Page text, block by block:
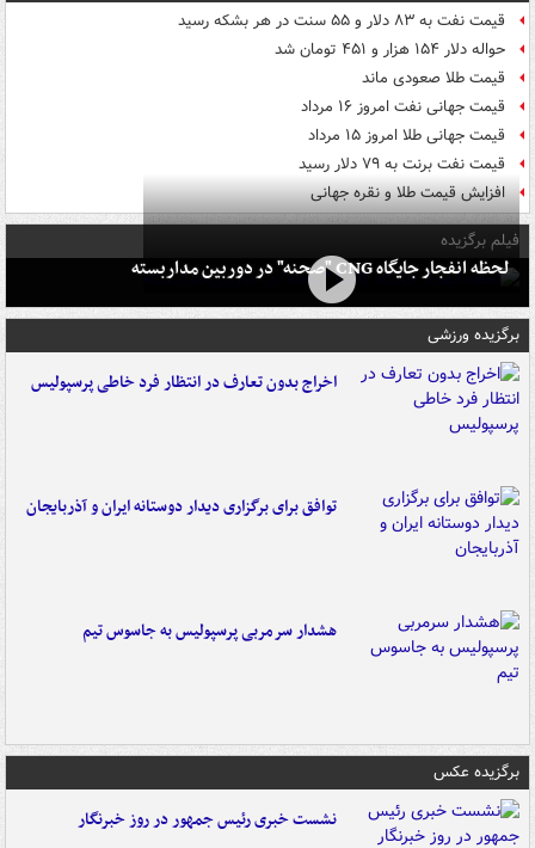
قیمت نفت به ۸۳ دلار و ۵۵ سنت در هر بشکه رسید
حواله دلار ۱۵۴ هزار و ۴۵۱ تومان شد
قیمت طلا صعودی ماند
قیمت جهانی نفت امروز ۱۶ مرداد
قیمت جهانی طلا امروز ۱۵ مرداد
قیمت نفت برنت به ۷۹ دلار رسید
افزایش قیمت طلا و نقره جهانی
فیلم برگزیده
لحظه انفجار جایگاه CNG "صحنه" در دوربین مداربسته
برگزیده ورزشی
اخراج بدون تعارف در انتظار فرد خاطی پرسپولیس
توافق برای برگزاری دیدار دوستانه ایران و آذربایجان
هشدار سرمربی پرسپولیس به جاسوس تیم
برگزیده عکس
نشست خبری رئیس جمهور در روز خبرنگار